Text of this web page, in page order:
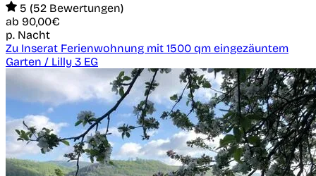
5 (52 Bewertungen)
ab 90,00€
p. Nacht
Zu Inserat Ferienwohnung mit 1500 qm eingezäuntem
Garten / Lilly 3 EG